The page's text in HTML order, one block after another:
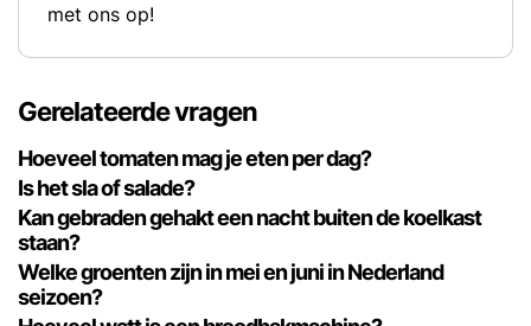
met ons op!
Gerelateerde vragen
Hoeveel tomaten mag je eten per dag?
Is het sla of salade?
Kan gebraden gehakt een nacht buiten de koelkast
staan?
Welke groenten zijn in mei en juni in Nederland
seizoen?